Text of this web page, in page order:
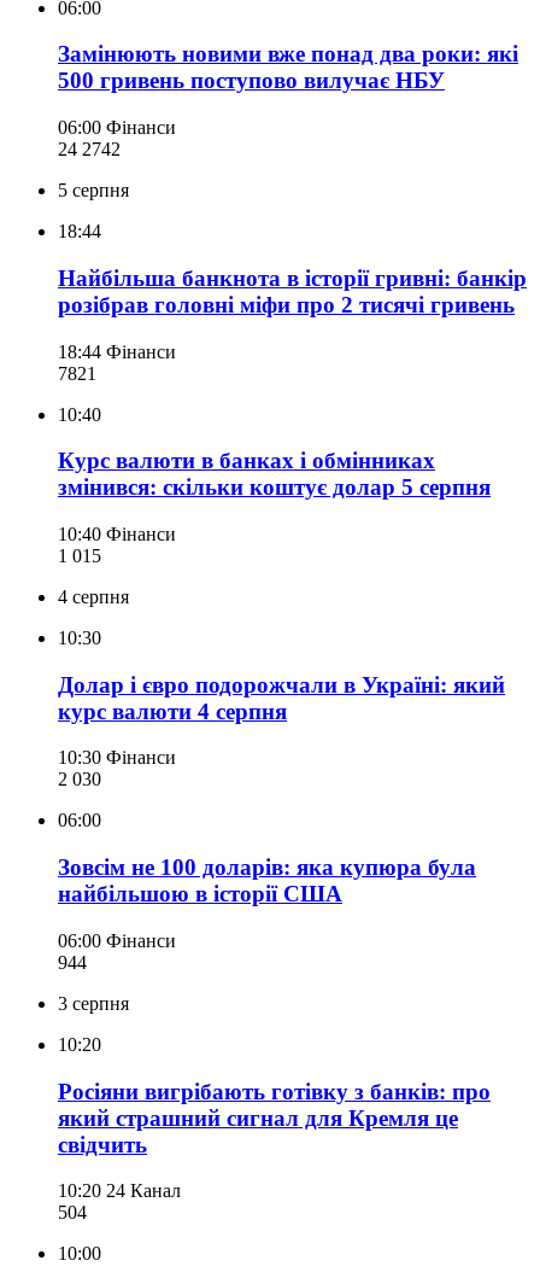
06:00
Замінюють новими вже понад два роки: які
500 гривень поступово вилучає НБУ
06:00 Фінанси
24 2742
5 серпня
18:44
Найбільша банкнота в історії гривні: банкір
розібрав головні міфи про 2 тисячі гривень
18:44 Фінанси
7821
10:40
Курс валюти в банках і обмінниках
змінився: скільки коштує долар 5 серпня
10:40 Фінанси
1 015
4 серпня
10:30
Долар і євро подорожчали в Україні: який
курс валюти 4 серпня
10:30 Фінанси
2 030
06:00
Зовсім не 100 доларів: яка купюра була
найбільшою в історії США
06:00 Фінанси
944
3 серпня
10:20
Росіяни вигрібають готівку з банків: про
який страшний сигнал для Кремля це
свідчить
10:20 24 Канал
504
10:00